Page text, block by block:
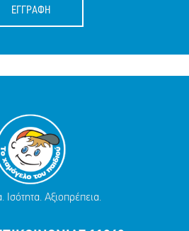
ΕΓΓΡΑΦΗ
Ισότητα. Αξιοπρέπεια.